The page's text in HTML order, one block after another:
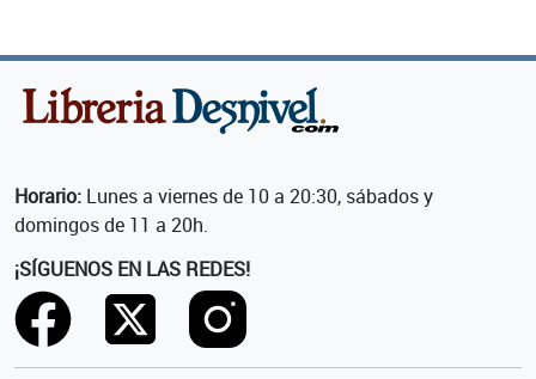
Horario: Lunes a viernes de 10 a 20:30, sábados y
domingos de 11 a 20h.
¡SÍGUENOS EN LAS REDES!